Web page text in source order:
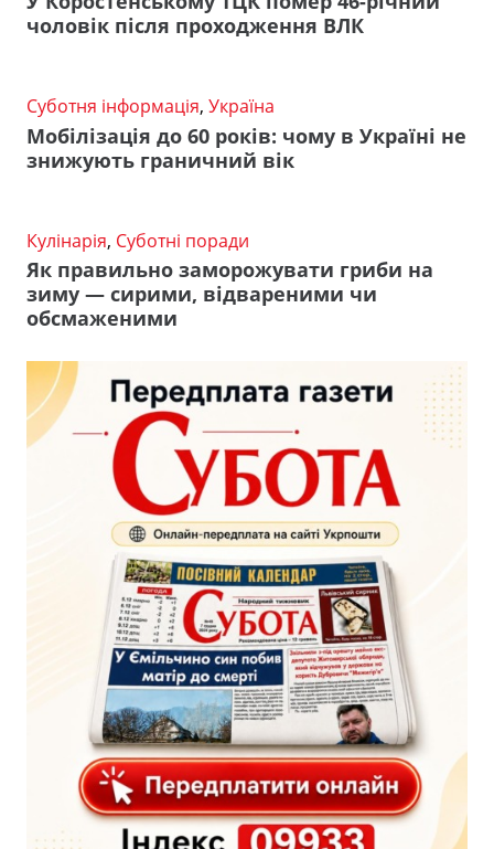
чоловік після проходження ВЛК
Суботня інформація, Україна
Мобілізація до 60 років: чому в Україні не
знижують граничний вік
Кулінарія, Суботні поради
Як правильно заморожувати гриби на
зиму — сирими, відвареними чи
обсмаженими